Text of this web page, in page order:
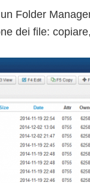
Folder
dei file: